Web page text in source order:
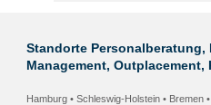
Standorte Personalberatung,
Management, Outplacement,
Hamburg • Schleswig-Holstein• Bremen